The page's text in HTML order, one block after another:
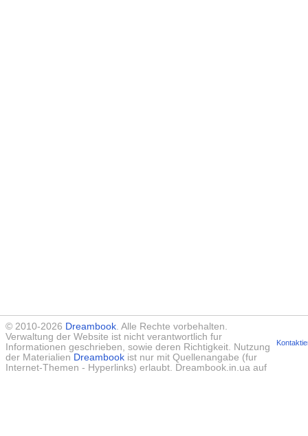
© 2010-2026 Dreambook. Alle Rechte vorbehalten.
Verwaltung der Website ist nicht verantwortlich fur
Informationen geschrieben, sowie deren Richtigkeit. Nutzung
der Materialien Dreambook ist nur mit Quellenangabe (fur
Internet-Themen - Hyperlinks) erlaubt. Dreambook.in.ua auf